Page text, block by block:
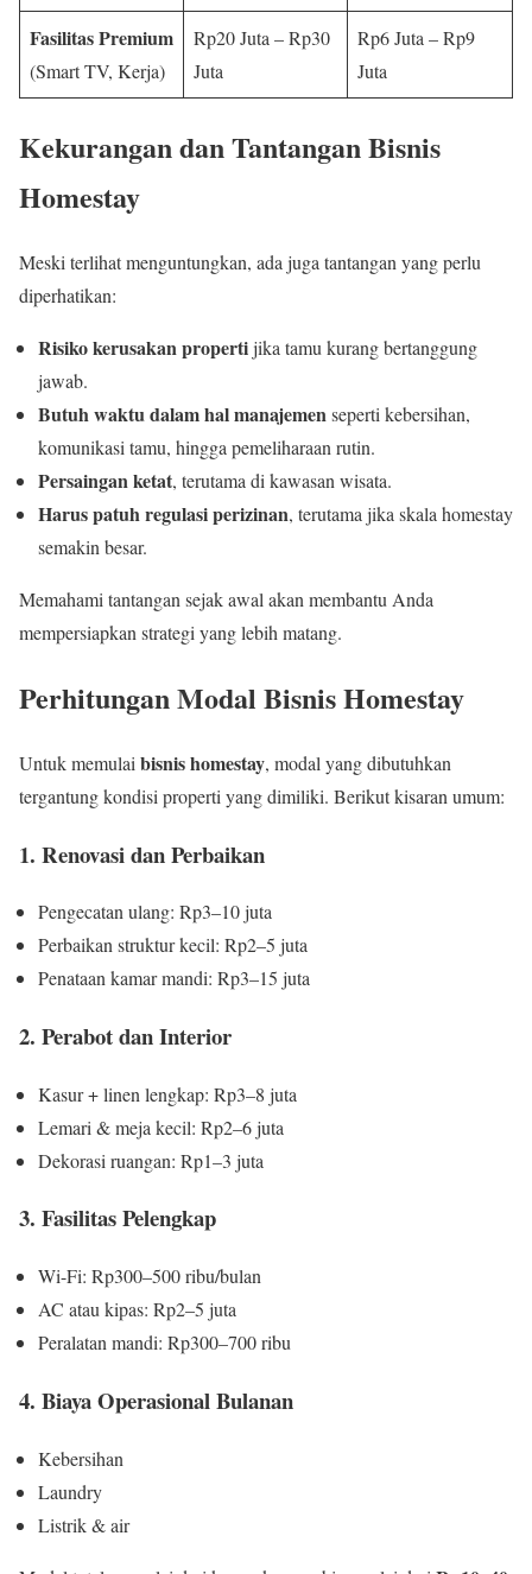
Fasilitas Premium
(Smart TV, Kerja)
Rp20 Juta – Rp30
Juta
Rp6 Juta – Rp9
Juta
Kekurangan dan Tantangan Bisnis
Homestay
Meski terlihat menguntungkan, ada juga tantangan yang perlu
diperhatikan:
Risiko kerusakan propertijika tamu kurang bertanggung
jawab.
Butuh waktu dalam hal manajemenseperti kebersihan,
komunikasi tamu, hingga pemeliharaan rutin.
Persaingan ketat, terutama di kawasan wisata.
Harus patuh regulasi perizinan, terutama jika skala homestay
semakin besar.
Memahami tantangan sejak awal akan membantu Anda
mempersiapkan strategi yang lebih matang.
Perhitungan Modal Bisnis Homestay
Untuk memulai bisnis homestay, modal yang dibutuhkan
tergantung kondisi properti yang dimiliki. Berikut kisaran umum:
1. Renovasi dan Perbaikan
Pengecatan ulang: Rp3–10 juta
Perbaikan struktur kecil: Rp2–5 juta
Penataan kamar mandi: Rp3–15 juta
2. Perabot dan Interior
Kasur + linen lengkap: Rp3–8 juta
Lemari & meja kecil: Rp2–6 juta
Dekorasi ruangan: Rp1–3 juta
3. Fasilitas Pelengkap
Wi-Fi: Rp300–500 ribu/bulan
AC atau kipas: Rp2–5 juta
Peralatan mandi: Rp300–700 ribu
4. Biaya Operasional Bulanan
Kebersihan
Laundry
Listrik & air